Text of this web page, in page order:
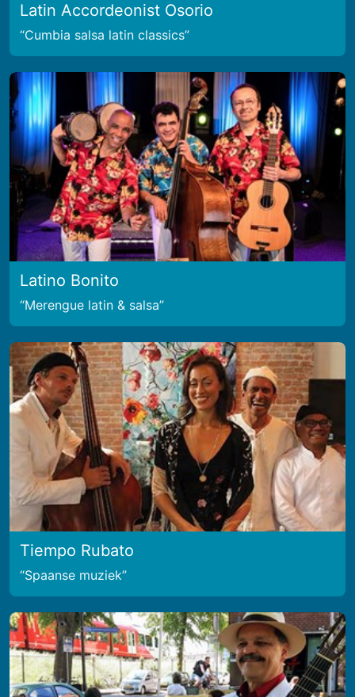
Latin Accordeonist Osorio
Cumbia salsa latin classics
Latino Bonito
Merengue latin & salsa
Tiempo Rubato
Spaanse muziek